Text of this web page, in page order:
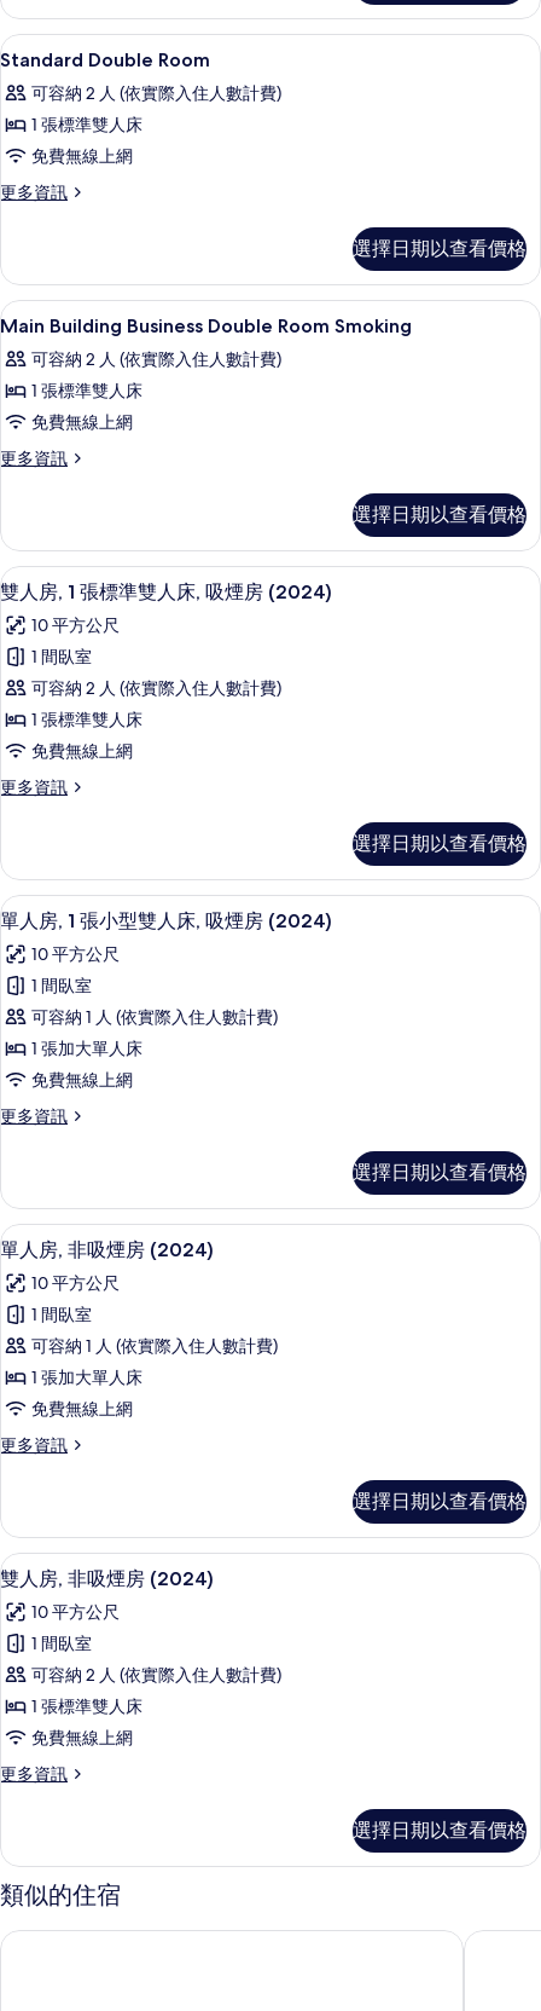
相
片
Room
的
詳
顯
示
Standard
Double
Room
的
相
片
1
Standard Double Room
可容納 2 人 (依實際入住人數計費)
1 張標準雙人床
免費無線上網
更多資訊
更
Room
的
詳
選擇日期以查看價格
顯
示
Main
Building
Business
Double
的
所
有
相
片
1
Main Building Business Double Room Smoking
可容納 2 人 (依實際入住人數計費)
1 張標準雙人床
免費無線上網
更多資訊
更
Business
Double
Room
Smoking
的
詳
情
選擇日期以查看價格
顯
示
雙
人
房,
1
張
標
雙
人
床,
吸
煙
房
(2024)
的
所
片
4
雙人房, 1 張標準雙人床, 吸煙房 (2024)
10 平方公尺
1 間臥室
可容納 2 人 (依實際入住人數計費)
1 張標準雙人床
免費無線上網
更多資訊
更
房,
張
準
雙
人
床,
吸
煙
房
(2024)
選擇日期以查看價格
顯
示
單
人
房,
1
張
小
雙
人
床,
吸
煙
房
(2024)
的
所
片
5
單人房, 1 張小型雙人床, 吸煙房 (2024)
10 平方公尺
1 間臥室
可容納 1 人 (依實際入住人數計費)
1 張加大單人床
免費無線上網
更多資訊
更
房,
張
型
雙
人
床,
吸
煙
房
(2024)
選擇日期以查看價格
顯
示
單
人
房,
非
煙
(2024)
的
所
有
相
片
5
單人房, 非吸煙房 (2024)
10 平方公尺
1 間臥室
可容納 1 人 (依實際入住人數計費)
1 張加大單人床
免費無線上網
更多資訊
更
房,
非
吸
房
(2024)
的
詳
情
選擇日期以查看價格
顯
示
雙
人
房,
非
煙
(2024)
的
所
有
4
雙人房, 非吸煙房 (2024)
10 平方公尺
1 間臥室
可容納 2 人 (依實際入住人數計費)
1 張標準雙人床
免費無線上網
更多資訊
更
房,
非
吸
房
選擇日期以查看價格
類似的住宿
微笑飯店東京新小岩 東京東